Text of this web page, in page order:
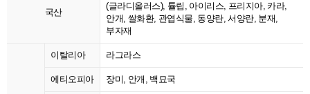
국산
(글라디올러스), 튤립, 아이리스, 프리지아, 카라,
안개, 쌀화환, 관엽식물, 동양란, 서양란, 분재,
부자재
이탈리아 라그라스
에티오피아 장미, 안개, 백묘국